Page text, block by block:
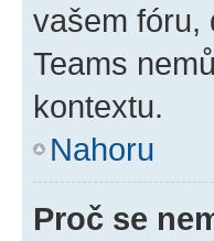
vašem fóru,
Teams
kontextu.
Nahoru
Proč se